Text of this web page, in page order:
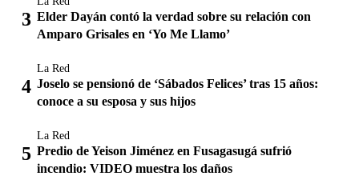
Elder Dayán contó la verdad sobre su relación con
Amparo Grisales en ‘Yo Me Llamo’
La Red
Joselo se pensionó de ‘Sábados Felices’ tras 15 años:
conoce a su esposa y sus hijos
La Red
Predio de Yeison Jiménez en Fusagasugá sufrió
incendio: VIDEO muestra los daños